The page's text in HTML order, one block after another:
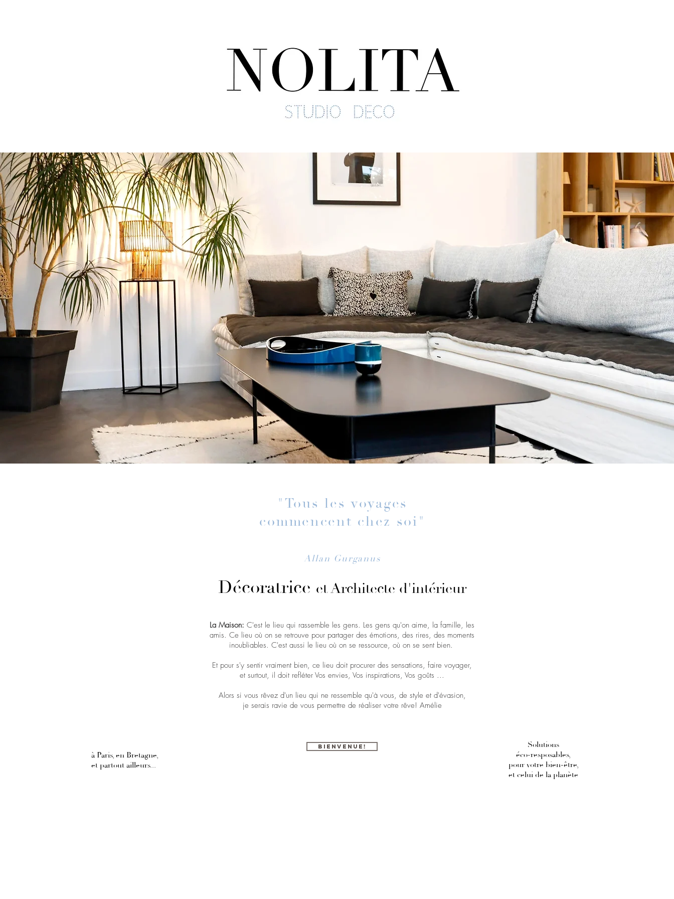
"Tous les voyages
commencent chez soi "
Allan Gurganus
Décoratrice et Architecte d'intérieur
La Maison: C'est le lieu qui rassemble les gens. Les gens qu'on aime, la famille, les
amis. Ce lieu où on se retrouve pour partager des émotions, des rires, des moments
inoubliables. C'est aussi le lieu où on se ressource, où on se sent bien.
Et pour s'y sentir vraiment bien, ce lieu doit procurer des sensations, faire voyager,
et surtout, il doit refléter Vos envies, Vos inspirations, Vos goûts ...
Alors si vous rêvez d'un lieu qui ne ressemble qu'à vous, de style et d'évasion,
je serais ravie de vous permettre de réaliser votre rêve! Amélie
à Paris, en Bretagne,
et partout ailleurs...
Bienvenue!
Solutions
éco-resposables,
pour votre bien-être,
et celui de la planète